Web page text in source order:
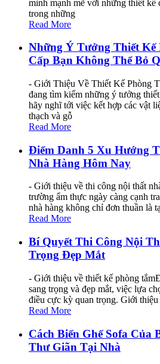
mình mạnh mẽ với những thiết kế
trong những
Read More
Những Ý Tưởng Thiết Kế
Cấp Bạn Không Thể Bỏ
- Giới Thiệu Về Thiết Kế Phòng
đang tìm kiếm những ý tưởng
hãy nghĩ tới việc kết hợp các vật
thạch và gỗ
Read More
Điểm Danh 5 Xu Hướng
Nhà Hàng Hôm Nay
- Giới thiệu về thi công nội thất
trường ẩm thực ngày càng cạnh
nhà hàng không chỉ đơn thuần là
Read More
Bí Quyết Thi Công Nội
Trọng Đẹp Mắt
- Giới thiệu về thiết kế phòng
sang trọng và đẹp mắt, việc lựa
điều cực kỳ quan trọng. Giới thiệu
Read More
Cách Biến Ghế Sofa Của
Thư Giãn Tại Nhà